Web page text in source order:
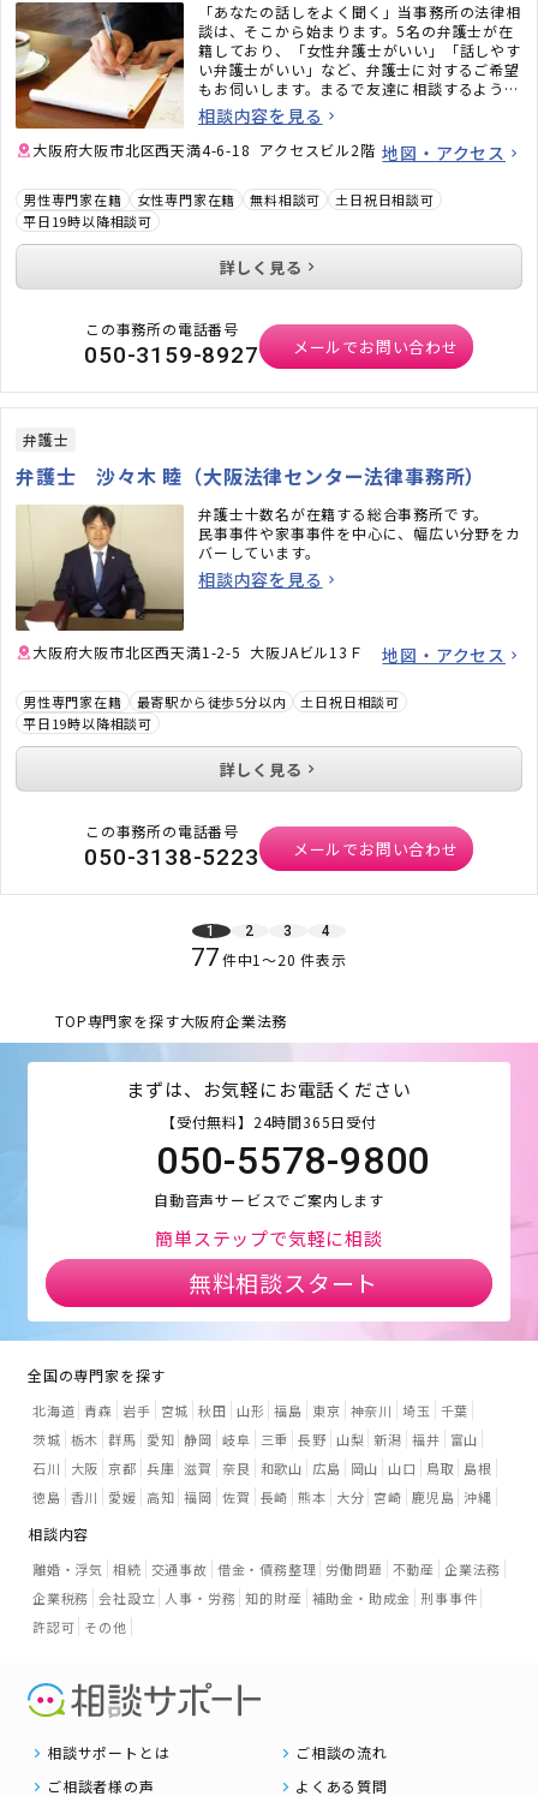
「あなたの話しをよく聞く」当事務所の法律相
談は、そこから始まります。5名の弁護士が在
籍しており、「女性弁護士がいい」「話しやす
い弁護士がいい」など、弁護士に対するご希望
もお伺いします。まるで友達に相談するよう
に、本音で話せるアットホームな法律事務所で
すので、リラックスしてお越しください。
相談内容を見る
大阪府大阪市北区西天満4-6-18 アクセスビル2階 地図・アクセス
男性専門家在籍 女性専門家在籍 無料相談可
土日祝日相談可
平日19時以降相談可
詳しく見る
この事務所の電話番号
050-3159-8927 メールでお問い合わせ
弁護士
弁護士 沙々木 睦（大阪法律センター法律事務所）
弁護士十数名が在籍する総合事務所です。
民事事件や家事事件を中心に、幅広い分野をカ
バーしています。
相談内容を見る
大阪府大阪市北区西天満1-2-5 大阪JAビル13Ｆ 地図・アクセス
男性専門家在籍 最寄駅から徒歩5分以内
土日祝日相談可
平日19時以降相談可
詳しく見る
この事務所の電話番号
050-3138-5223 メールでお問い合わせ
1 2 3 4
77件中1〜20 件表示
TOP専門家を探す大阪府企業法務
まずは、お気軽にお電話ください
【受付無料】24時間365日受付
050-5578-9800
自動音声サービスでご案内します
簡単ステップで気軽に相談
無料相談スタート
全国の専門家を探す
北海道 青森 岩手 宮城 秋田 山形 福島 東京 神奈川 埼玉
千葉
茨城 栃木 群馬 愛知 静岡 岐阜 三重 長野 山梨 新潟 福井
富山
石川
大阪 京都 兵庫 滋賀 奈良 和歌山 広島 岡山 山口 鳥取
島根
徳島 香川 愛媛 高知 福岡 佐賀 長崎 熊本 大分 宮崎 鹿児島 沖縄
相談内容
離婚・浮気 相続 交通事故 借金・債務整理 労働問題 不動産 企業法務
企業税務 会社設立 人事・労務 知的財産 補助金・助成金 刑事事件
許認可 その他
相談サポートとは
ご相談の流れ
ご相談者様の声
よくある質問